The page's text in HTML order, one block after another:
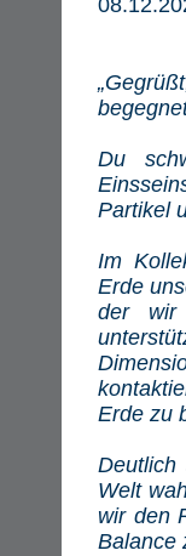
Du
Partikel
Im
Erde
der wir
Erde zu
Welt
wir den
Balance